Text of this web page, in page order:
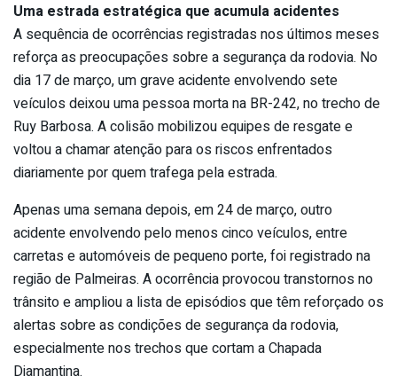
Uma estrada estratégica que acumula acidentes
A sequência de ocorrências registradas nos últimos meses
reforça as preocupações sobre a segurança da rodovia. No
dia 17 de março, um grave acidente envolvendo sete
veículos deixou uma pessoa morta na BR-242, no trecho de
Ruy Barbosa. A colisão mobilizou equipes de resgate e
voltou a chamar atenção para os riscos enfrentados
diariamente por quem trafega pela estrada.
Apenas uma semana depois, em 24 de março, outro
acidente envolvendo pelo menos cinco veículos, entre
carretas e automóveis de pequeno porte, foi registrado na
região de Palmeiras. A ocorrência provocou transtornos no
trânsito e ampliou a lista de episódios que têm reforçado os
alertas sobre as condições de segurança da rodovia,
especialmente nos trechos que cortam a Chapada
Diamantina.